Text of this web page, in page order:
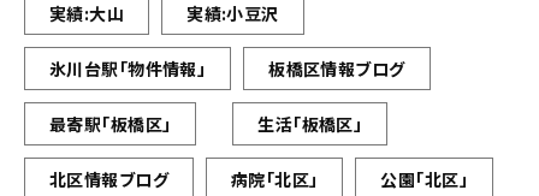
実績:大山 実績:小豆沢
氷川台駅「物件情報」 板橋区情報ブログ
最寄駅「板橋区」 生活「板橋区」
北区情報ブログ 病院「北区」 公園「北区」